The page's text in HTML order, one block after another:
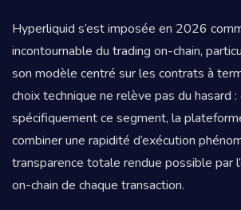
Hyperliquid s’est imposée en 2026
incontournable du trading on-chain,
son modèle centré sur les contrats à
choix technique ne relève pas du hasard
spécifiquement ce segment, la
combiner une rapidité d’exécution
transparence totale rendue possible par
on-chain de chaque transaction.